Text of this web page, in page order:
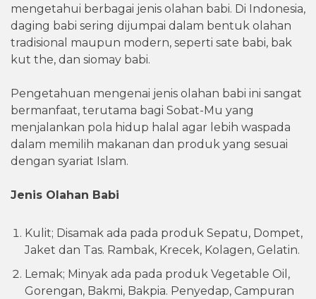
mengetahui berbagai jenis olahan babi. Di Indonesia,
daging babi sering dijumpai dalam bentuk olahan
tradisional maupun modern, seperti sate babi, bak
kut the, dan siomay babi.
Pengetahuan mengenai jenis olahan babi ini sangat
bermanfaat, terutama bagi Sobat-Mu yang
menjalankan pola hidup halal agar lebih waspada
dalam memilih makanan dan produk yang sesuai
dengan syariat Islam.
Jenis Olahan Babi
Kulit; Disamak ada pada produk Sepatu, Dompet,
Jaket dan Tas. Rambak, Krecek, Kolagen, Gelatin.
Lemak; Minyak ada pada produk Vegetable Oil,
Gorengan, Bakmi, Bakpia. Penyedap, Campuran